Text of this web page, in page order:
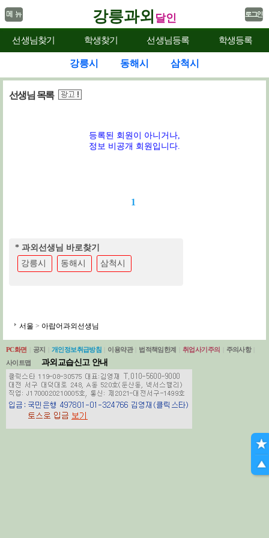
강릉과외 달인
선생님찾기 학생찾기 선생님등록 학생등록
강릉시 동해시 삼척시
선생님 목록
등록된 회원이 아니거나,
정보 비공개 회원입니다.
1
* 과외선생님 바로찾기
강릉시
동해시 삼척시
서울 > 아랍어과외선생님
PC화면 공지 개인정보취급방침 이용약관 법적책임한계 취업사기주의 주의사항
사이트맵
과외교습신고 안내